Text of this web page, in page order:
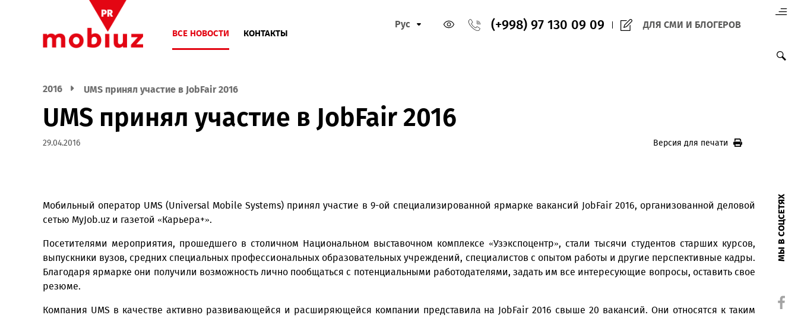
ВСЕ НОВОСТИ КОНТАКТЫ
Рус (+998) 97 130 09 09 ДЛЯ СМИ И
UMS принял участие в JobFair 2016
UMS принял участие в JobFair 2016
Мобильный оператор UMS (Universal Mobile Systems) принял участие в 9-ой специализированной ярмарке вакансий JobFair 2016, организованной
сетью MyJob.uz и газетой «Карьера+».
Посетителями мероприятия, прошедшего в столичном Национальном выставочном комплексе «Узэкспоцентр», стали тысячи студентов
выпускники вузов, средних специальных профессиональных образовательных учреждений, специалистов с опытом работы и другие
Благодаря ярмарке они получили возможность лично пообщаться с потенциальными работодателями, задать им все интересующие вопросы,